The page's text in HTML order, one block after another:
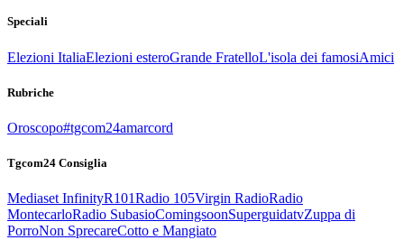
Speciali
Elezioni ItaliaElezioni esteroGrande FratelloL'isola dei famosiAmici
Rubriche
Oroscopo#tgcom24amarcord
Tgcom24 Consiglia
Mediaset InfinityR101Radio 105Virgin RadioRadio
MontecarloRadio SubasioComingsoonSuperguidatvZuppa di
PorroNon SprecareCotto e Mangiato